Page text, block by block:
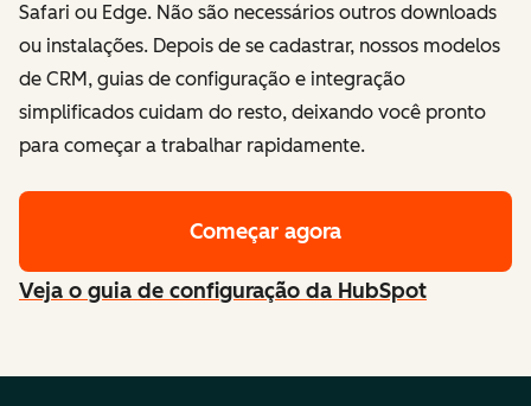
Safari ou Edge. Não são necessários outros downloads
ou instalações. Depois de se cadastrar, nossos modelos
de CRM, guias de configuração e integração
simplificados cuidam do resto, deixando você pronto
para começar a trabalhar rapidamente.
Começar agora
Veja o guia de configuração da HubSpot